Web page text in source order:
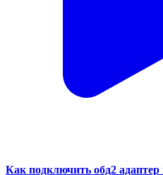
Как подключить обд2